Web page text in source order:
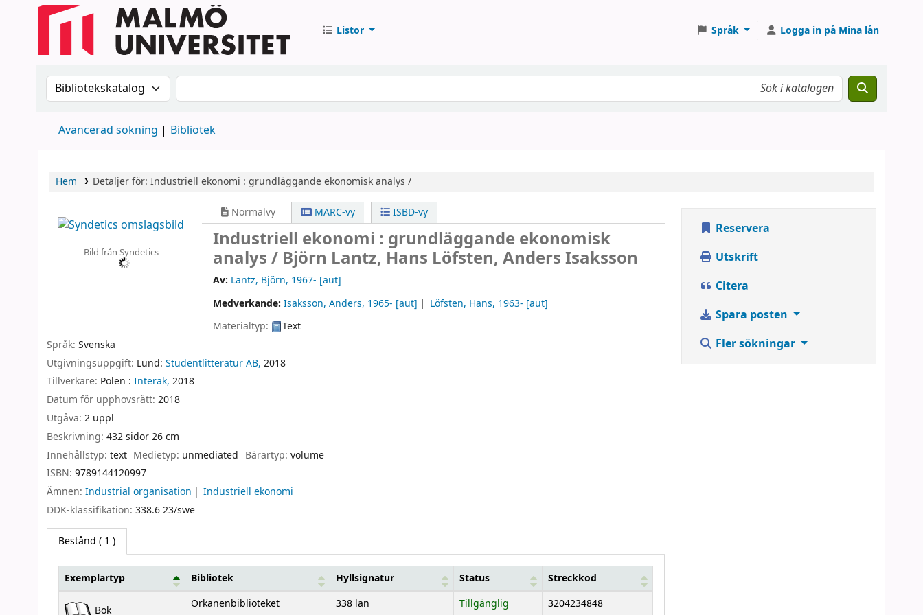
Listor Språk Logga in på Mina lån
Sök i katalogen efter:Sök i katalogen
Avancerad sökning Bibliotek
Hem Detaljer för: Industriell ekonomi : grundläggande ekonomisk analys /
Bild från Syndetics
Normalvy MARC-vy ISBD-vy
Industriell ekonomi : grundläggande ekonomisk
analys / Björn Lantz, Hans Löfsten, Anders Isaksson
Av: Lantz, Björn, 1967- [aut]
Medverkande:Isaksson, Anders, 1965- [aut] Löfsten, Hans, 1963- [aut]
Materialtyp:
Text
Språk: Svenska
Utgivningsuppgift: Lund: Studentlitteratur AB, 2018
Tillverkare: Polen : Interak, 2018
Datum för upphovsrätt: 2018
Utgåva: 2 uppl
Beskrivning: 432 sidor 26 cm
Innehållstyp: text Medietyp: unmediated Bärartyp: volume
ISBN: 9789144120997
Ämnen: Industrial organisation
Industriell ekonomi
DDK-klassifikation: 338.6 23/swe
Bestånd ( 1 )
Bestånd
Exemplartyp Bibliotek Hyllsignatur Status Streckkod
Bok Orkanenbiblioteket 338 lan Tillgänglig 3204234848
Reservera
Utskrift
Citera
Spara posten
Fler sökningar